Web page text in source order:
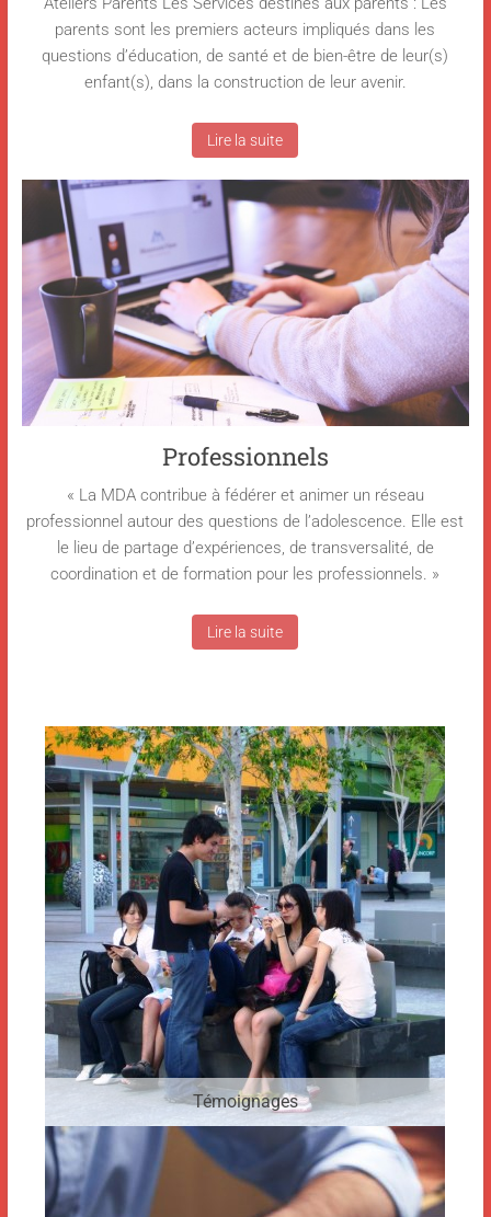
parents sont les premiers acteurs impliqués dans les
questions d’éducation, de santé et de bien-être de leur(s)
enfant(s), dans la construction de leur avenir.
Lire la suite
Professionnels
« La MDA contribue à fédérer et animer un réseau
professionnel autour des questions de l’adolescence. Elle est
le lieu de partage d’expériences, de transversalité, de
coordination et de formation pour les professionnels. »
Lire la suite
Témoignages